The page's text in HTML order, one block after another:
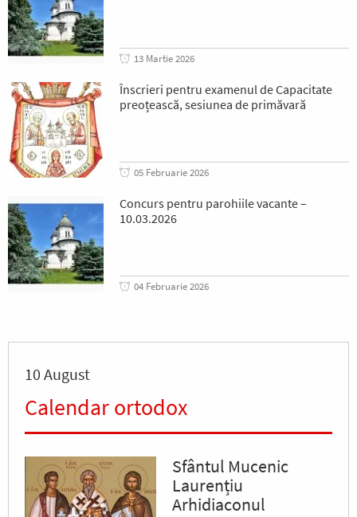
13 Martie 2026
Înscrieri pentru examenul de Capacitate
preoțească, sesiunea de primăvară
05 Februarie 2026
Concurs pentru parohiile vacante –
10.03.2026
04 Februarie 2026
10 August
Calendar ortodox
Sfântul Mucenic
Laurențiu
Arhidiaconul